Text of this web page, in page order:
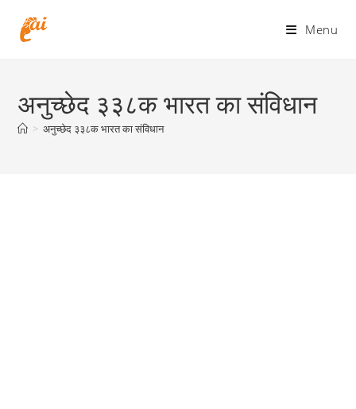
Menu
अनुच्छेद ३३८क भारत का संविधान
> अनुच्छेद ३३८क भारत का संविधान